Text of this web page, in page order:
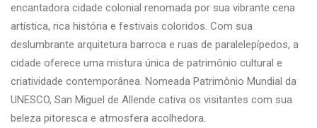
encantadora cidade colonial renomada por sua vibrante cena
artística, rica história e festivais coloridos. Com sua
deslumbrante arquitetura barroca e ruas de paralelepípedos, a
cidade oferece uma mistura única de patrimônio cultural e
criatividade contemporânea. Nomeada Patrimônio Mundial da
UNESCO, San Miguel de Allende cativa os visitantes com sua
beleza pitoresca e atmosfera acolhedora.